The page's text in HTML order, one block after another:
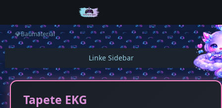
💎Baumaterial
Tapete EKG